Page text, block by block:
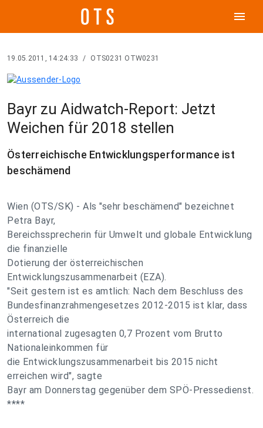
menu
19.05.2011, 14:24:33 / OTS0231 OTW0231
Bayr zu Aidwatch-Report: Jetzt
Weichen für 2018 stellen
Österreichische Entwicklungsperformance ist
beschämend
Wien (OTS/SK) - Als "sehr beschämend" bezeichnet
Petra Bayr,
Bereichssprecherin für Umwelt und globale Entwicklung
die finanzielle
Dotierung der österreichischen
Entwicklungszusammenarbeit (EZA).
"Seit gestern ist es amtlich: Nach dem Beschluss des
Bundesfinanzrahmengesetzes 2012-2015 ist klar, dass
Österreich die
international zugesagten 0,7 Prozent vom Brutto
Nationaleinkommen für
die Entwicklungszusammenarbeit bis 2015 nicht
erreichen wird", sagte
Bayr am Donnerstag gegenüber dem SPÖ-Pressedienst.
****